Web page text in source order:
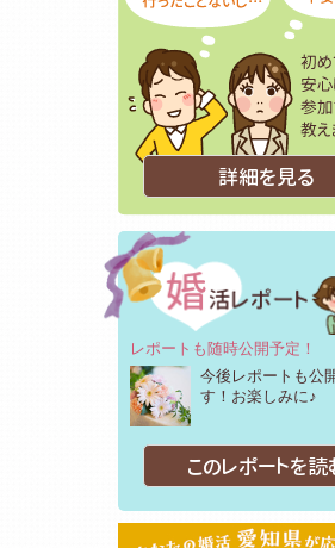
詳細を見る
レポートも随時公開予定！
今後レポートも公
す！お楽しみに♪
このレポートを読